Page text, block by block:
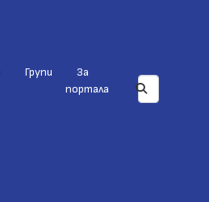
Групи
За
портала